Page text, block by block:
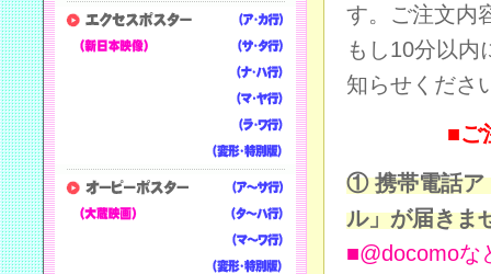
す。ご注文内
もし10分以内
知らせくださ
■ご
① 携帯電話ア
ル」が届きま
■@docomoな